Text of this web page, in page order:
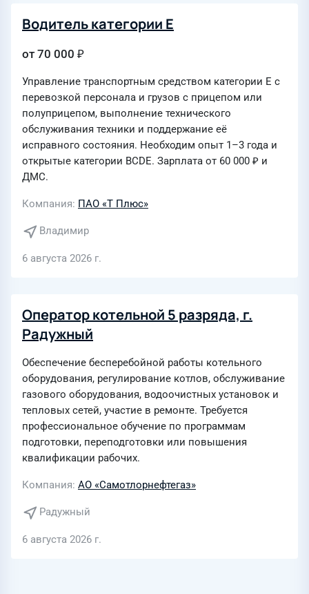
Водитель категории Е
от 70 000 ₽
Управление транспортным средством категории Е с
перевозкой персонала и грузов с прицепом или
полуприцепом, выполнение технического
обслуживания техники и поддержание её
исправного состояния. Необходим опыт 1–3 года и
открытые категории ВСDE. Зарплата от 60 000 ₽ и
ДМС.
Компания ПАО «Т Плюс»
Владимир
6 августа 2026 г.
Оператор котельной 5 разряда, г.
Радужный
Обеспечение бесперебойной работы котельного
оборудования, регулирование котлов, обслуживание
газового оборудования, водоочистных установок и
тепловых сетей, участие в ремонте. Требуется
профессиональное обучение по программам
подготовки, переподготовки или повышения
квалификации рабочих.
Компания АО «Самотлорнефтегаз»
Радужный
6 августа 2026 г.